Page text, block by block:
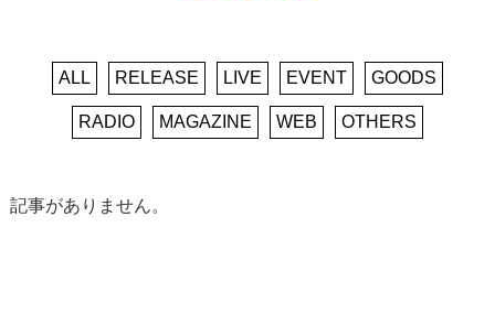
ALL RELEASE LIVE EVENT GOODS
RADIO MAGAZINE WEB OTHERS
記事がありません。